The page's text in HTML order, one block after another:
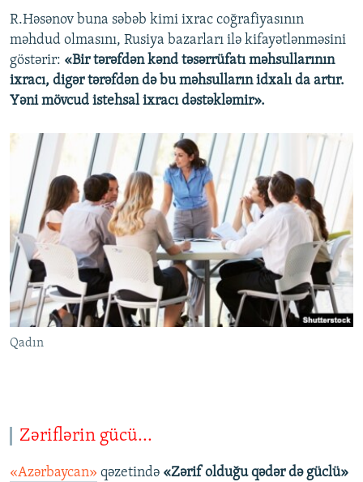
R.Həsənov buna səbəb kimi ixrac coğrafiyasının
məhdud olmasını, Rusiya bazarları ilə kifayətlənməsini
göstərir: «Bir tərəfdən kənd təsərrüfatı məhsullarının
ixracı, digər tərəfdən də bu məhsulların idxalı da artır.
Yəni mövcud istehsal ixracı dəstəkləmir».
Qadın
Zəriflərin gücü...
«Azərbaycan» qəzetində «Zərif olduğu qədər də güclü»